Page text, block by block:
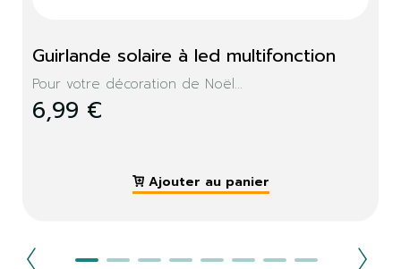
Guirlande solaire à led multifonction
Pour votre décoration de Noël...
6,99 €
Ajouter au panier